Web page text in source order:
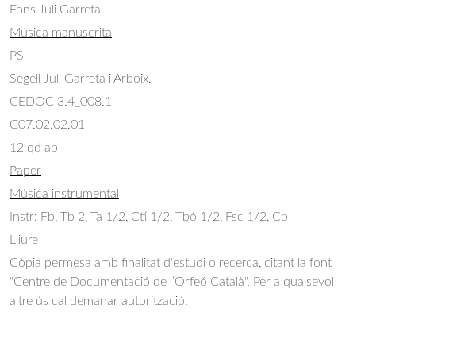
Fons Juli Garreta
Música manuscrita
PS
Segell Juli Garreta i Arboix.
CEDOC 3.4_008.1
C07.02.02.01
12 qd ap
Paper
Música instrumental
Instr: Fb, Tb 2, Ta 1/2, Ctí 1/2, Tbó 1/2, Fsc 1/2, Cb
Lliure
Còpia permesa amb finalitat d'estudi o recerca, citant la font
"Centre de Documentació de l’Orfeó Català". Per a qualsevol
altre ús cal demanar autorització.